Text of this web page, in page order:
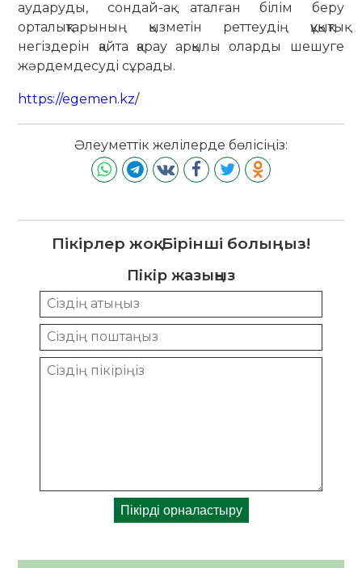
аударуды, сондай-ақ аталған білім беру
орталықтарының қызметін реттеудің құқықтық
негіздерін қайта қарау арқылы оларды шешуге
жәрдемдесуді сұрады.
https://egemen.kz/
Әлеуметтік желілерде бөлісіңіз:
Пікірлер жоқ. Бірінші болыңыз!
Пікір жазыңыз